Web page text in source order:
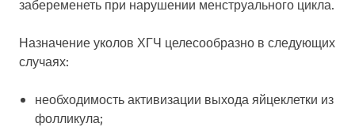
забеременеть при нарушении менструального цикла.
Назначение уколов ХГЧ целесообразно в следующих
случаях:
необходимость активизации выхода яйцеклетки из
фолликула;